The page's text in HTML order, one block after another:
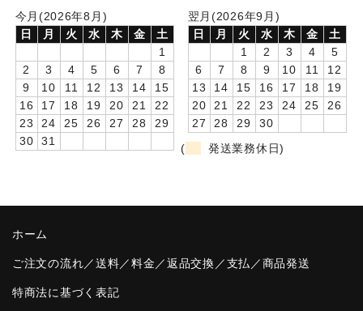
卒業記念品
音声入りフォトフレームクロック(集合)
音声入りフォトフレームクロック(校歌)
スポーツウォッチ
今月(2026年8月)
日
月 火 水 木 金
土
1
2
3 4 5 6 7
8
9
10 11 12 13 14
15
16
17 18 19 20 21
22
23
24 25 26 27 28
29
30
31
翌月(2026年9月)
日
月 火 水 木 金
土
1
2 3 4
5
6
7 8 9 10 11
12
13
14 15 16 17 18
19
20
21 22 23 24 25
26
27
28 29
30
(
発送業務休日)
ホーム
ご注文の流れ／送料／料金／返品交換／支払／商品発送
特商法に基づく表記